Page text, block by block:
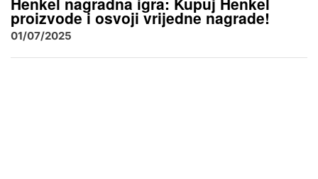
proizvode i osvoji vrijedne nagrade!
01/07/2025